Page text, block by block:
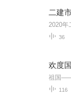
二建
36
欢度
116